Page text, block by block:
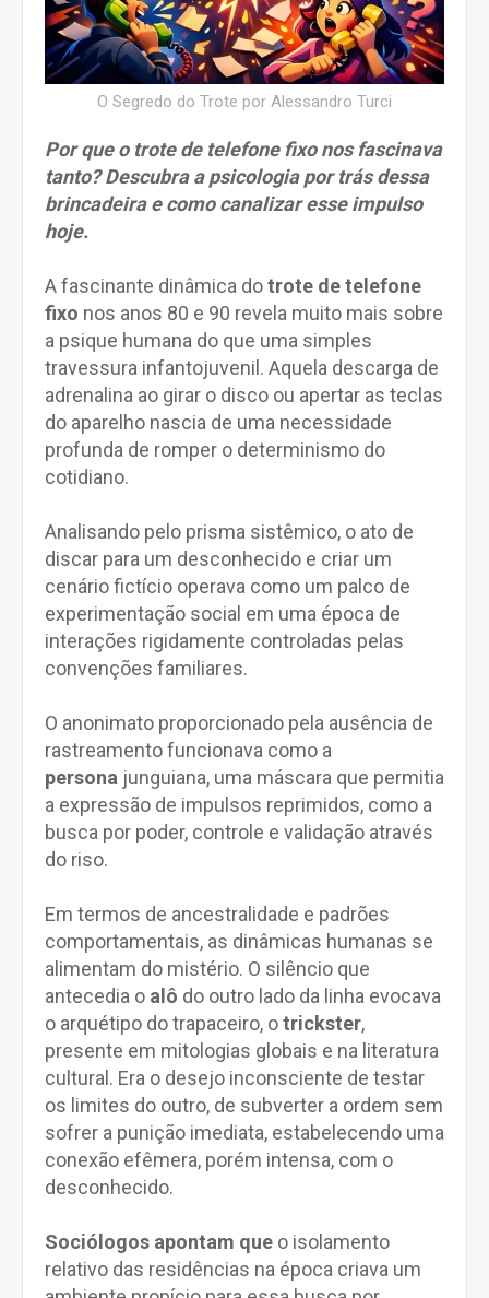
O Segredo do Trote por Alessandro Turci
Por que o trote de telefone fixo nos fascinava
tanto? Descubra a psicologia por trás dessa
brincadeira e como canalizar esse impulso
hoje.
A fascinante dinâmica dotrote de telefone
fixo nos anos 80 e 90 revela muito mais sobre
a psique humana do que uma simples
travessura infantojuvenil. Aquela descarga de
adrenalina ao girar o disco ou apertar as teclas
do aparelho nascia de uma necessidade
profunda de romper o determinismo do
cotidiano.
Analisando pelo prisma sistêmico, o ato de
discar para um desconhecido e criar um
cenário fictício operava como um palco de
experimentação social em uma época de
interações rigidamente controladas pelas
convenções familiares.
O anonimato proporcionado pela ausência de
rastreamento funcionava como a
persona junguiana, uma máscara que permitia
a expressão de impulsos reprimidos, como a
busca por poder, controle e validação através
do riso.
Em termos de ancestralidade e padrões
comportamentais, as dinâmicas humanas se
alimentam do mistério. O silêncio que
antecedia o alô do outro lado da linha evocava
o arquétipo do trapaceiro, otrickster,
presente em mitologias globais e na literatura
cultural. Era o desejo inconsciente de testar
os limites do outro, de subverter a ordem sem
sofrer a punição imediata, estabelecendo uma
conexão efêmera, porém intensa, com o
desconhecido.
Sociólogos apontam que o isolamento
relativo das residências na época criava um